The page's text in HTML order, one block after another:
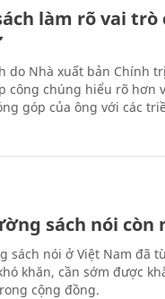
làm rõ vai
do Nhà xuất bản Chính
công chúng hiểu rõ hơn
góp của ông với các
sách nói còn
sách nói ở Việt Nam đã
khăn, cần sớm được
cộng đồng.